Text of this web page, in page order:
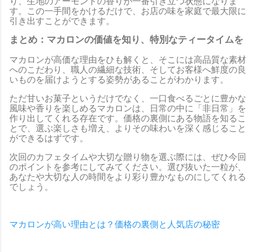
す。この一手間をかけるだけで、お店の味を家庭で最大限に
引き出すことができます。
まとめ：マカロンの価値を知り、特別なティータイムを
マカロンが高価な理由をひも解くと、そこには高品質な素材
へのこだわり、職人の繊細な技術、そしてお客様へ鮮度の良
いものを届けようとする姿勢があることがわかります。
ただ甘いお菓子というだけでなく、一口食べるごとに豊かな
風味や香りを楽しめるマカロンは、日常の中に「非日常」を
作り出してくれる存在です。価格の裏側にある物語を知るこ
とで、選ぶ楽しさも増え、よりその味わいを深く感じること
ができるはずです。
次回のカフェタイムや大切な贈り物を選ぶ際には、ぜひ今回
のポイントを参考にしてみてください。選び抜いた一粒が、
あなたや大切な人の時間をより彩り豊かなものにしてくれる
でしょう。
マカロンが高い理由とは？価格の裏側と人気店の秘密